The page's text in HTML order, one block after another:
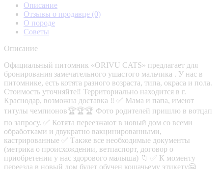
Описание
Отзывы о продавце (0)
О породе
Советы
Описание
Официальный питомник «ORIVU CATS» предлагает для
бронирования замечательного ушастого мальчика . У нас в
питомнике, есть котята разного возраста, типа, окраса и пола.
Стоимость уточняйте‼️ Территориально находится в г.
Краснодар, возможна доставка ‼️ ✅ Мама и папа, имеют
титулы чемпионов🏆🏆🏆 Фото родителей пришлю в вотцап
по запросу. ✅ Котята переезжают в новый дом со всеми
обработками и двукратно вакцинированными,
кастрированные ✅ Также все необходимые документы
(метрика о происхождении, ветпаспорт, договор о
приобретении у нас здорового малыша) 📁 ✅ К моменту
переезда в новый дом будет обучен кошачьему этикету🤗